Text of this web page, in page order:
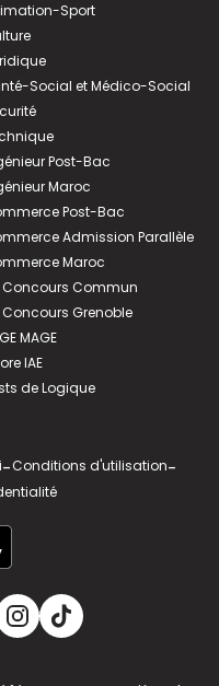
Sport
Social et Médico-Social
Post-Bac
Maroc
Post-Bac
Admission Parallèle
Maroc
Concours Commun
Concours Grenoble
MAGE
IAE
de Logique
-Conditions d'utilisation-